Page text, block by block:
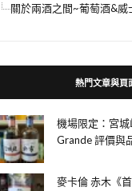
關於兩酒之間~葡萄酒&威
熱門文章與頁
機場限定：宮
Grande 評價與
麥卡倫 赤木《